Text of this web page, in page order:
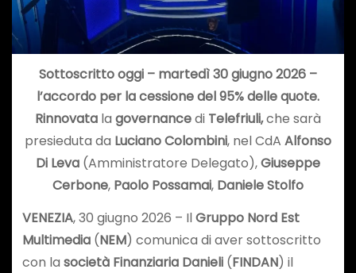
Sottoscritto oggi – martedì 30 giugno 2026 –
l’accordo per la cessione del 95% delle quote.
Rinnovata la governancedi Telefriuli,che sarà
presieduta da Luciano Colombini, nel CdA Alfonso
Di Leva (Amministratore Delegato),Giuseppe
Cerbone, Paolo Possamai, Daniele Stolfo
VENEZIA, 30 giugno 2026 – IlGruppo Nord Est
Multimedia(NEM) comunica di aver sottoscritto
con la società Finanziaria Danieli(FINDAN) il